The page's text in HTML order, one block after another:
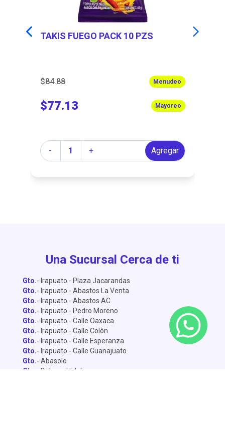
TAKIS FUEGO PACK 10 PZS
$84.88 Menudeo
$77.13 Mayoreo
-
Cantidad + Agregar
Una Sucursal Cerca de ti
Gto.- Irapuato - Plaza Jacarandas
Gto.- Irapuato - Abastos La Venta
Gto.- Irapuato - Abastos AC
Gto.- Irapuato - Pedro Moreno
Gto.- Irapuato - Calle Oaxaca
Gto.- Irapuato - Calle Colón
Gto.- Irapuato - Calle Esperanza
Gto.- Irapuato - Calle Guanajuato
Gto.- Abasolo
Gto.
- Dolores Hidalgo